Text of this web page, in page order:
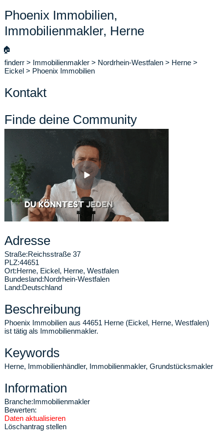
Phoenix Immobilien,
Immobilienmakler, Herne
🏠
finderr > Immobilienmakler > Nordrhein-Westfalen > Herne >
Eickel > Phoenix Immobilien
Kontakt
Finde deine Community
Adresse
Straße:Reichsstraße 37
PLZ:44651
Ort:Herne, Eickel, Herne, Westfalen
Bundesland:Nordrhein-Westfalen
Land:Deutschland
Beschreibung
Phoenix Immobilien aus 44651 Herne (Eickel, Herne, Westfalen)
ist tätig als Immobilienmakler.
Keywords
Herne, Immobilienhändler, Immobilienmakler, Grundstücksmakler
Information
Branche:Immobilienmakler
Bewerten:
Daten aktualisieren
Löschantrag stellen